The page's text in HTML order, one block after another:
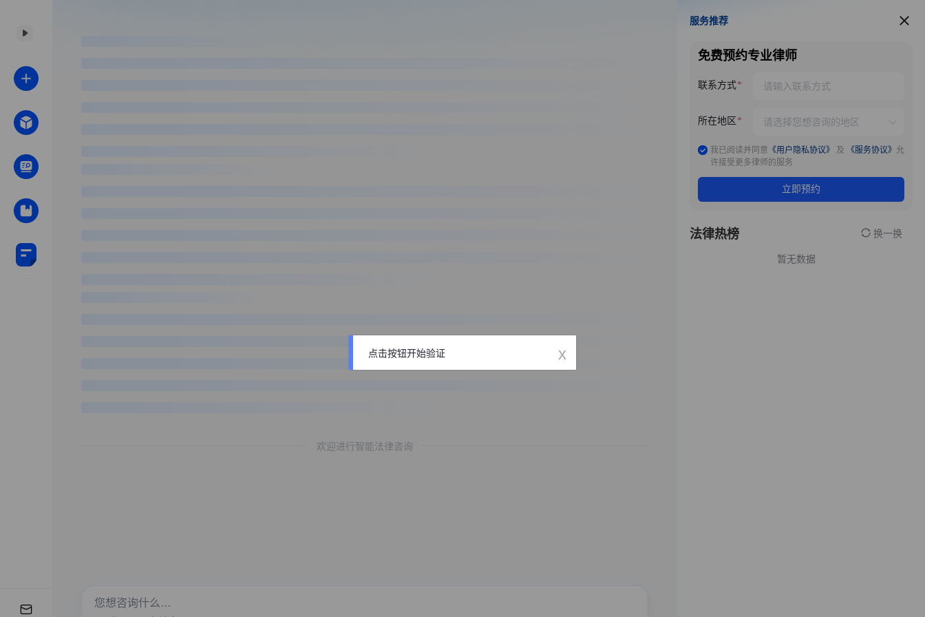
欢迎进行智能法律咨询
服务推荐
服务推荐
免费预约专业律师
联系方式
所在地区
我已阅读并同意 《用户隐私协议》 及 《服务协议》 允
许接受更多律师的服务
立即预约
法律热榜 换一换
暂无数据
点击按钮开始验证 x